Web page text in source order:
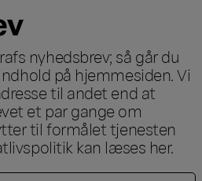
nyhedsbrev; så går du
på hjemmesiden. Vi
til andet end at
et par gange om
til formålet tjenesten
kan læses her.